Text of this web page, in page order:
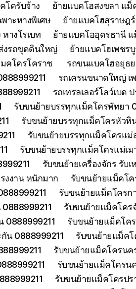
โครับจ้าง
ย้ายแบคโฮสงขลา แม็
าะหางพิเศษ
ย้ายแบคโฮสุราษฎ
างโรเบท
ย้ายแบคโฮอุดรธานี แ
งรถขุดดินใหญ่
ย้ายแบคโฮเพชร
คโครโคราช
รถขนแบคโฮอยุธย
รถเครนขนาดใหญ่ เ
รถเทรลเลอร์โลว์เบด
รับขนย้ายบรรทุกแม็คโครพัทยา
รับขนย้ายบรรทุกแม็คโครหัวหิ
รับขนย้ายบรรทุกแม็คโครแม่
รับขนย้ายบรรทุกแม็คโครแม่เม
รับขนย้ายเครื่องจักร รับ
งงาน หนักมาก
รับขนย้ายแม็คโค
รับขนย้ายแม็คโครก
รับขนย้ายแม็คโคร
0888999211
รับขนย้ายแม็คโค
น 0888999211
รับขนย้ายแม็คโ
รับขนย้ายแม็คโครนค
รับขนย้ายแม็คโครน
รับขนย้ายแม็คโครปร